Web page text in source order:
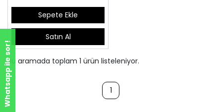
Sepete Ekle
Satın Al
Bu aramada toplam 1 ürün listeleniyor.
1
Whatsapp ile sor!